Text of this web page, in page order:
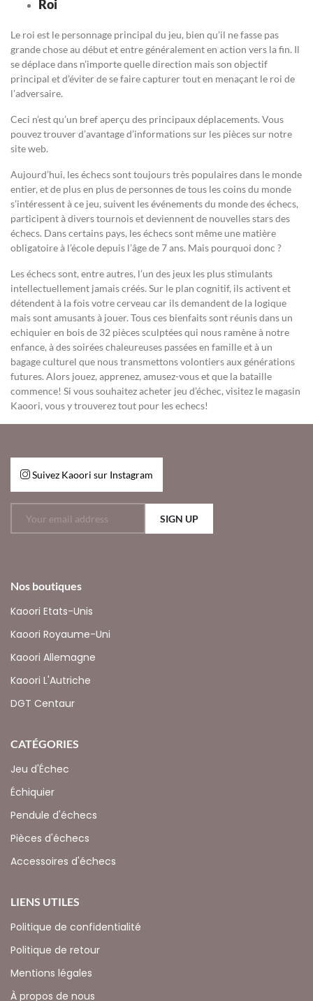
Roi
Le roi est le personnage principal du jeu, bien qu’il ne fasse pas
grande chose au début et entre généralement en action vers la fin. Il
se déplace dans n’importe quelle direction mais son objectif
principal et d’éviter de se faire capturer tout en menaçant le roi de
l’adversaire.
Ceci n’est qu’un bref aperçu des principaux déplacements. Vous
pouvez trouver d’avantage d’informations sur les pièces sur notre
site web.
Aujourd’hui, les échecs sont toujours très populaires dans le monde
entier, et de plus en plus de personnes de tous les coins du monde
s’intéressent à ce jeu, suivent les événements du monde des échecs,
participent à divers tournois et deviennent de nouvelles stars des
échecs. Dans certains pays, les échecs sont même une matière
obligatoire à l’école depuis l’âge de 7 ans. Mais pourquoi donc ?
Les échecs sont, entre autres, l’un des jeux les plus stimulants
intellectuellement jamais créés. Sur le plan cognitif, ils activent et
détendent à la fois votre cerveau car ils demandent de la logique
mais sont amusants à jouer. Tous ces bienfaits sont réunis dans un
echiquier en bois de 32 pièces sculptées qui nous ramène à notre
enfance, à des soirées chaleureuses passées en famille et à un
bagage culturel que nous transmettons volontiers aux générations
futures. Alors jouez, apprenez, amusez-vous et que la bataille
commence! Si vous souhaitez acheter jeu d’échec, visitez le magasin
Kaoori, vous y trouverez tout pour les echecs!
Suivez Kaoori sur Instagram
SIGN UP
Nos boutiques
Kaoori Etats-Unis
Kaoori Royaume-Uni
Kaoori Allemagne
Kaoori L'Autriche
DGT Centaur
CATÉGORIES
Jeu d'Échec
Échiquier
Pendule d'échecs
Pièces d'échecs
Accessoires d'échecs
LIENS UTILES
Politique de confidentialité
Politique de retour
Mentions légales
À propos de nous